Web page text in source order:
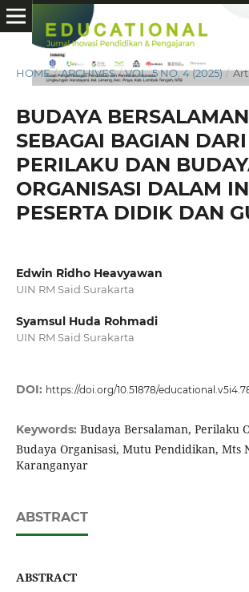
HOME / ARCHIVES / VOL. 5 NO. 4 (2025) /
BUDAYA BERSALAMAN
SEBAGAI BAGIAN DARI
PERILAKU DAN
ORGANISASI DALAM
PESERTA DIDIK DAN
Edwin Ridho Heavyawan
UIN RM Said Surakarta
Syamsul Huda Rohmadi
UIN RM Said Surakarta
DOI: https://doi.org/10.51878/
Keywords: Budaya Bersalaman, Perilaku
Budaya Organisasi, Mutu Pendidikan, Mts
Karanganyar
ABSTRACT
ABSTRACT